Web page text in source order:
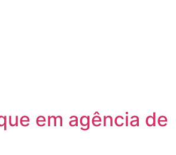
em agência de